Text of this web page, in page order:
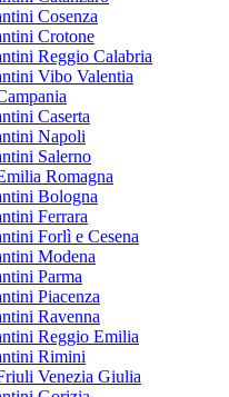
Cosenza
Crotone
Reggio Calabria
Vibo Valentia
Caserta
Napoli
Salerno
Romagna
Bologna
Ferrara
Forlì e Cesena
Modena
Parma
Piacenza
Ravenna
Reggio Emilia
Rimini
Venezia Giulia